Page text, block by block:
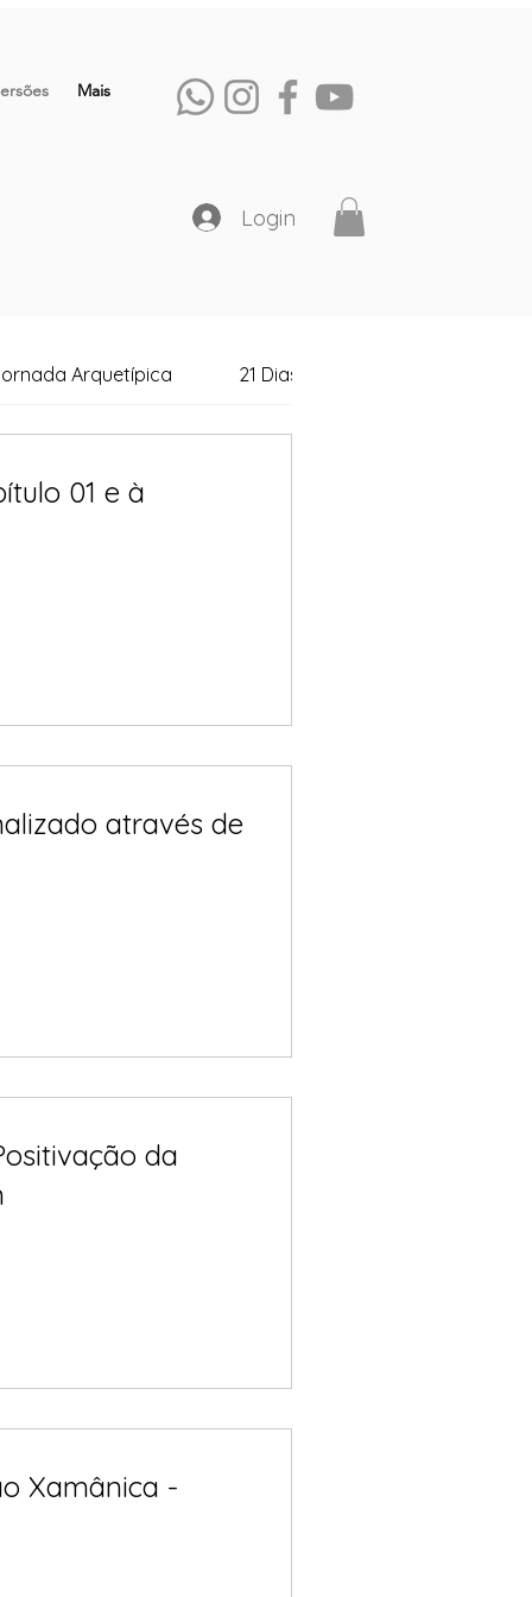
Mais
Login
Arquetípica 21 Dias de Transformação
01 e à
através de
da
Xamânica -